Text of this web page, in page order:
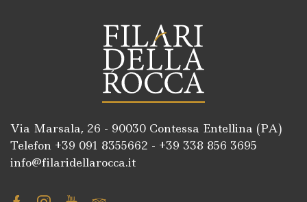
Via Marsala, 26 - 90030 Contessa Entellina (PA)
Telefon +39 091 8355662 - +39 338 856 3695
info@filaridellarocca.it